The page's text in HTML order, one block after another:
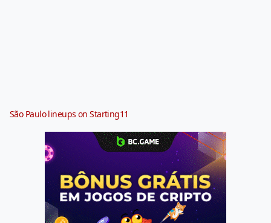
São Paulo lineups on Starting11